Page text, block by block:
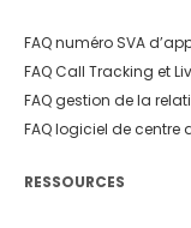
FAQ numéro SVA
FAQ Call Tracking et
FAQ gestion de la
FAQ logiciel de centre
RESSOURCES